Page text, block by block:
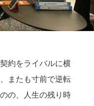
約をライバルに横
またも寸前で逆転
の、人生の残り時